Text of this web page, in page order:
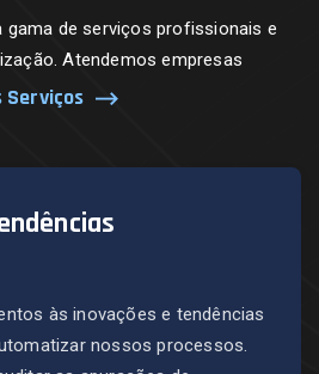
gama de serviços profissionais e
Atendemos empresas
Serviços
às inovações e tendências
nossos processos.